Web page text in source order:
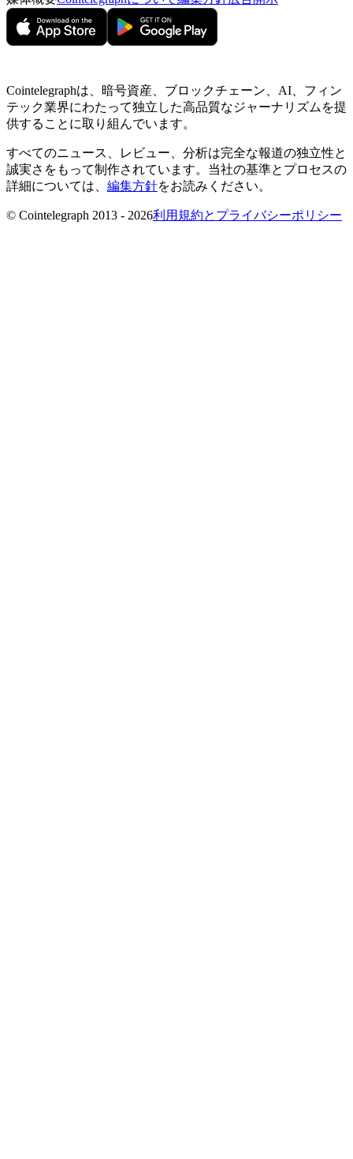
Cointelegraphは、暗号資産、ブロックチェーン、AI、フィン
テック業界にわたって独立した高品質なジャーナリズムを提
供することに取り組んでいます。
すべてのニュース、レビュー、分析は完全な報道の独立性と
誠実さをもって制作されています。当社の基準とプロセスの
詳細については、 編集方針をお読みください。
© Cointelegraph 2013 - 2026利用規約とプライバシーポリシー